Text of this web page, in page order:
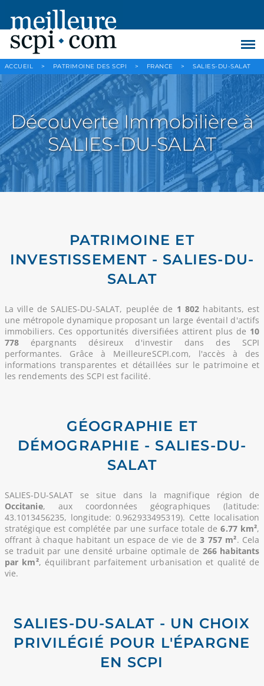
ACCUEIL > PATRIMOINE DES SCPI > FRANCE > SALIES-DU-SALAT
Découverte Immobilière à
SALIES-DU-SALAT
PATRIMOINE ET
INVESTISSEMENT - SALIES-DU-
SALAT
La ville de SALIES-DU-SALAT, peuplée de 1 802 habitants, est
une métropole dynamique proposant un large éventail d'actifs
immobiliers. Ces opportunités diversifiées attirent plus de 10
778épargnants désireux d'investir dans des SCPI
performantes. Grâce à MeilleureSCPI.com, l'accès à des
informations transparentes et détaillées sur le patrimoine et
les rendements des SCPI est facilité.
GÉOGRAPHIE ET
DÉMOGRAPHIE - SALIES-DU-
SALAT
SALIES-DU-SALAT se situe dans la magnifique région de
Occitanie, aux coordonnées géographiques (latitude:
43.1013456235, longitude: 0.962933495319). Cette localisation
stratégique est complétée par une surface totale de6.77 km²,
offrant à chaque habitant un espace de vie de3 757 m². Cela
se traduit par une densité urbaine optimale de 266 habitants
par km², équilibrant parfaitement urbanisation et qualité de
vie.
SALIES-DU-SALAT - UN CHOIX
PRIVILÉGIÉ POUR L'ÉPARGNE
EN SCPI